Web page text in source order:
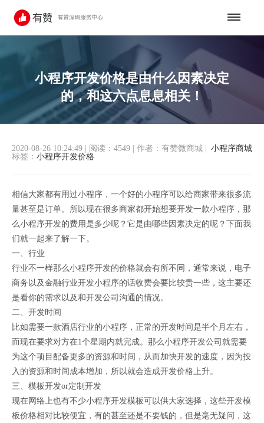
小程序开发价格是由什么因素决定
的，和这六点息息相关！
小程序商城
2020-08-26 10:24:49 阅读：4549 作者：有赞微商城
标签： 小程序开发价格
相信大家都有用过小程序，一个好的小程序可以给商家带来很多流
量甚至是订单。所以现在很多商家都开始想要开发一款小程序，那
么小程序开发的费用是多少呢？它是由哪些因素决定的呢？下面我
们就一起来了解一下。
一、行业
行业不一样那么小程序开发的价格就会有所不同，通常来说，电子
商务以及金融行业开发小程序的话收费会要比较贵一些，这主要还
是看你的需求以及和开发公司沟通的情况。
二、开发时间
比如需要一款酒店行业的小程序，正常的开发时间是半个月左右，
而现在要求对方在1个星期内就完成。那么小程序开发公司就需要
为这个项目配备更多的资源和时间，从而加快开发的速度，因为投
入的资源和时间成本增加，所以就会造成开发价格上升。
三、模板开发or定制开发
现在网络上也有不少小程序开发模板可以供大家选择，这些开发模
板价格相对比较便宜，有的甚至还是不要钱的，但是毫无疑问，这